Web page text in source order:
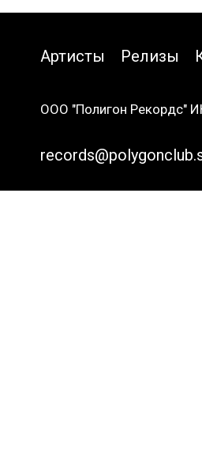
Артисты Релизы
ООО "Полигон Рекордс"